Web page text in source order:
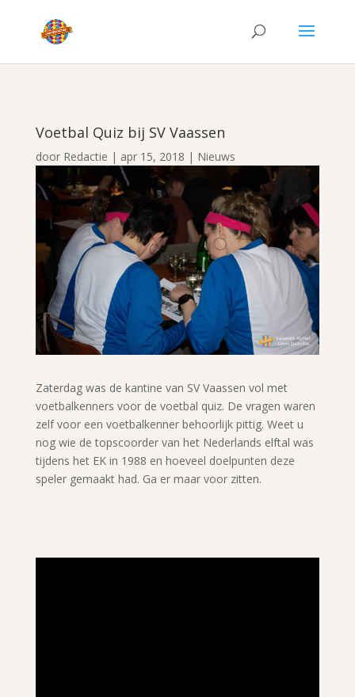
Voetbal Quiz bij SV Vaassen
door Redactie | apr 15, 2018 | Nieuws
Zaterdag was de kantine van SV Vaassen vol met
voetbalkenners voor de voetbal quiz. De vragen waren
zelf voor een voetbalkenner behoorlijk pittig. Weet u
nog wie de topscoorder van het Nederlands elftal was
tijdens het EK in 1988 en hoeveel doelpunten deze
speler gemaakt had. Ga er maar voor zitten.